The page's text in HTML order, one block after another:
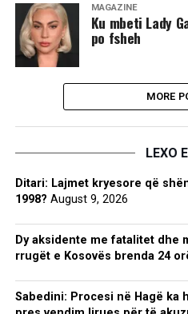
MAGAZINË
Ku mbeti Lady
po fsheh
MORE
LEXO
Ditari: Lajmet kryesore që
1998? August 9, 2026
Dy aksidente me fatalitet dhe
rrugët e Kosovës brenda 24
Sabedini: Procesi në Hagë ka